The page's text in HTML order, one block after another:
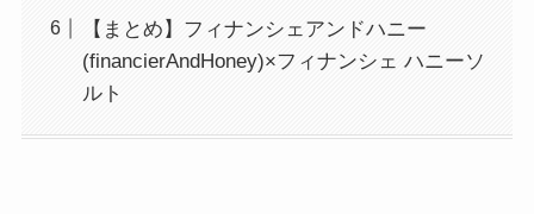
【まとめ】フィナンシェアンドハニー
(financierAndHoney)×フィナンシェ ハニーソ
ルト